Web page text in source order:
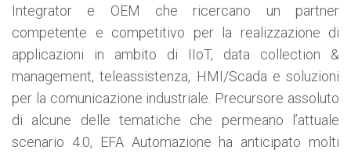
Integrator e OEM che ricercano un partner
competente e competitivo per la realizzazione di
applicazioni in ambito di IIoT, data collection &
management, teleassistenza, HMI/Scada e soluzioni
per la comunicazione industriale. Precursore assoluto
di alcune delle tematiche che permeano l’attuale
scenario 4.0, EFA Automazione ha anticipato molti